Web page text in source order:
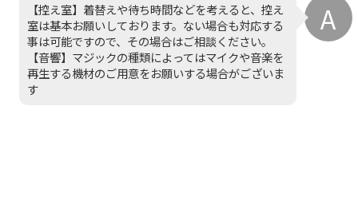
【控え室】着替えや待ち時間などを考えると、控え
室は基本お願いしております。ない場合も対応する
事は可能ですので、その場合はご相談ください。
【音響】マジックの種類によってはマイクや音楽を
再生する機材のご用意をお願いする場合がございま
す